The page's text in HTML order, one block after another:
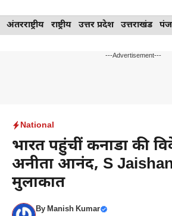
Skip
to
अंतरराष्ट्रीय राष्ट्रीय उत्तर प्रदेश उत्तराखंड
---Advertisement---
National
भारत पहुंचीं कनाडा की
अनीता आनंद, S
मुलाकात
ByManish Kumar